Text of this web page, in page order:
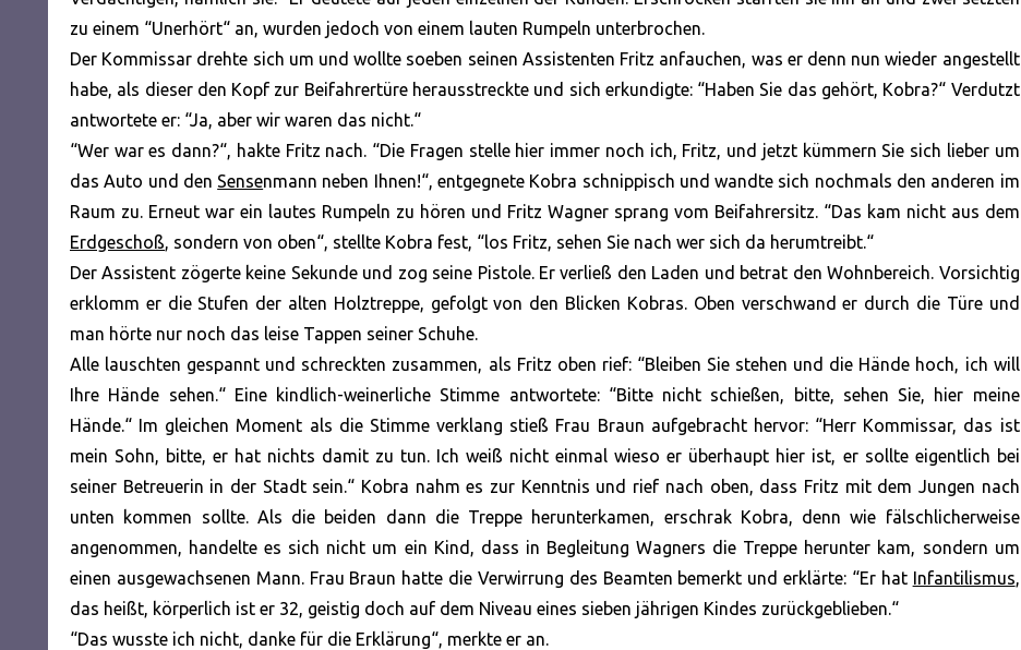
zu einem “Unerhört“ an, wurden jedoch von einem lauten Rumpeln unterbrochen.
Der Kommissar drehte sich um und wollte soeben seinen Assistenten Fritz anfauchen, was er denn nun wieder angestellt
habe, als dieser den Kopf zur Beifahrertüre herausstreckte und sich erkundigte: “Haben Sie das gehört, Kobra?“ Verdutzt
antwortete er: “Ja, aber wir waren das nicht.“
“Wer war es dann?“, hakte Fritz nach. “Die Fragen stelle hier immer noch ich, Fritz, und jetzt kümmern Sie sich lieber um
das Auto und den Sensenmann neben Ihnen!“, entgegnete Kobra schnippisch und wandte sich nochmals den anderen im
Raum zu. Erneut war ein lautes Rumpeln zu hören und Fritz Wagner sprang vom Beifahrersitz. “Das kam nicht aus dem
Erdgeschoß, sondern von oben“, stellte Kobra fest, “los Fritz, sehen Sie nach wer sich da herumtreibt.“
Der Assistent zögerte keine Sekunde und zog seine Pistole. Er verließ den Laden und betrat den Wohnbereich. Vorsichtig
erklomm er die Stufen der alten Holztreppe, gefolgt von den Blicken Kobras. Oben verschwand er durch die Türe und
man hörte nur noch das leise Tappen seiner Schuhe.
Alle lauschten gespannt und schreckten zusammen, als Fritz oben rief: “Bleiben Sie stehen und die Hände hoch, ich will
Ihre Hände sehen.“ Eine kindlich-weinerliche Stimme antwortete: “Bitte nicht schießen, bitte, sehen Sie, hier meine
Hände.“ Im gleichen Moment als die Stimme verklang stieß Frau Braun aufgebracht hervor: “Herr Kommissar, das ist
mein Sohn, bitte, er hat nichts damit zu tun. Ich weiß nicht einmal wieso er überhaupt hier ist, er sollte eigentlich bei
seiner Betreuerin in der Stadt sein.“ Kobra nahm es zur Kenntnis und rief nach oben, dass Fritz mit dem Jungen nach
unten kommen sollte. Als die beiden dann die Treppe herunterkamen, erschrak Kobra, denn wie fälschlicherweise
angenommen, handelte es sich nicht um ein Kind, dass in Begleitung Wagners die Treppe herunter kam, sondern um
einen ausgewachsenen Mann. Frau Braun hatte die Verwirrung des Beamten bemerkt und erklärte: “Er hat Infantilismus,
das heißt, körperlich ist er 32, geistig doch auf dem Niveau eines sieben jährigen Kindes zurückgeblieben.“
“Das wusste ich nicht, danke für die Erklärung“, merkte er an.